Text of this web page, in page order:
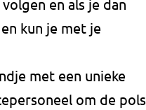
en als je dan
kun je met je
met een unieke
om de pols